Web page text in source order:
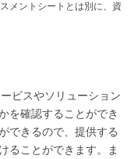
メントシートとは別に、資
ビスやソリューション
を確認することができ
できるので、提供する
ることができます。ま